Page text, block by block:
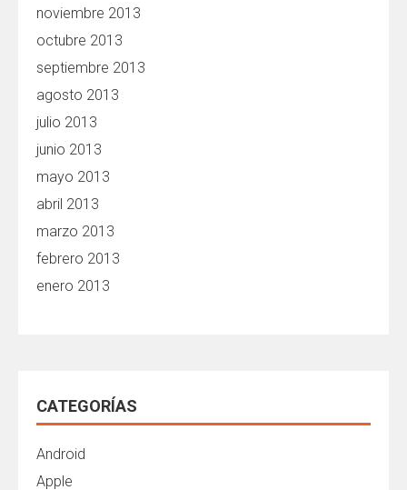
noviembre 2013
octubre 2013
septiembre 2013
agosto 2013
julio 2013
junio 2013
mayo 2013
abril 2013
marzo 2013
febrero 2013
enero 2013
CATEGORÍAS
Android
Apple